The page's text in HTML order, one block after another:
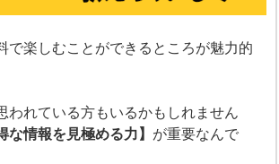
で楽しむことができるところが魅力的
われている方もいるかもしれません
な情報を見極める力】 が重要なんで